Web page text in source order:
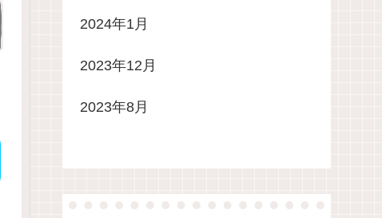
2024年1月
2023年12月
2023年8月